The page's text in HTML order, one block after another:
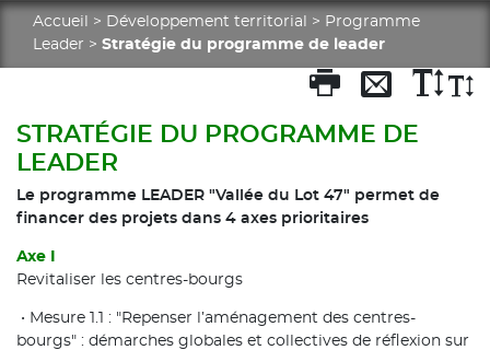
Accueil > Développement territorial > Programme
Leader > Stratégie du programme de leader
STRATÉGIE DU PROGRAMME DE
LEADER
Le programme LEADER "Vallée du Lot 47" permet de
financer des projets dans 4 axes prioritaires
Axe I
Revitaliser les centres-bourgs
• Mesure 1.1 : "Repenser l’aménagement des centres-
bourgs" : démarches globales et collectives de réflexion sur